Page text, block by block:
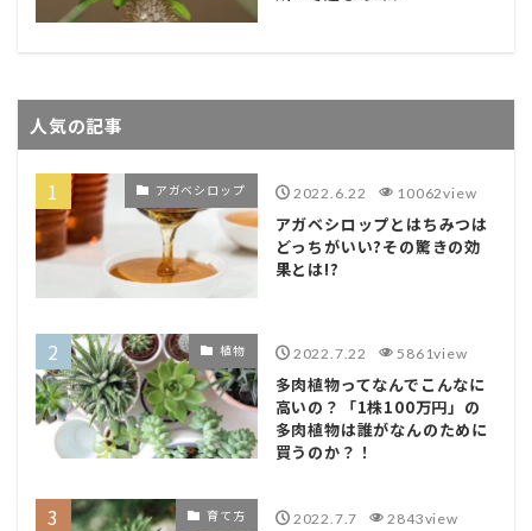
人気の記事
アガベシロップ 2022.6.22 10062view
アガベシロップとはちみつは
どっちがいい?その驚きの効
果とは!?
植物 2022.7.22 5861view
多肉植物ってなんでこんなに
高いの？「1株100万円」の
多肉植物は誰がなんのために
買うのか？！
育て方 2022.7.7 2843view